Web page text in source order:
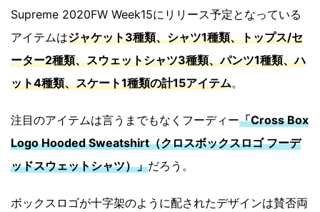
Supreme 2020FW Week15にリリース予定となっている
アイテムはジャケット3種類、シャツ1種類、トップス/セ
ーター2種類、スウェットシャツ3種類、パンツ1種類、ハ
ット4種類、スケート1種類の計15アイテム。
注目のアイテムは言うまでもなくフーディー「Cross Box
Logo Hooded Sweatshirt（クロスボックスロゴ フーデ
ッドスウェットシャツ）」だろう。
ボックスロゴが十字架のように配されたデザインは賛否両